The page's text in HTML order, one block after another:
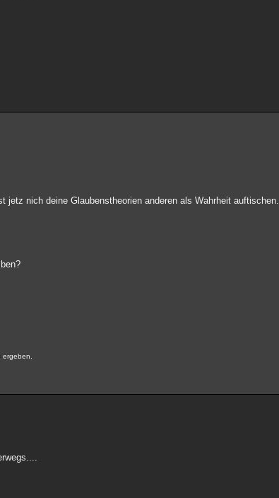
jetz nich deine Glaubenstheorien anderen als Wahrheit auftischen.